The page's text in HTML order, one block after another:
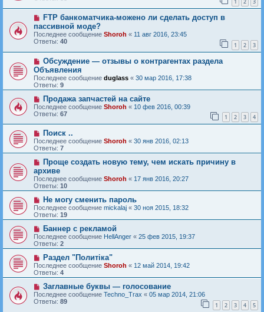
1 2 3
FTP банкоматчика-можено ли сделать доступ в
пассивной моде?
Последнее сообщение Shoroh « 11 авг 2016, 23:45
Ответы: 40 1 2 3
Обсуждение — отзывы о контрагентах раздела
Объявления
Последнее сообщение duglass « 30 мар 2016, 17:38
Ответы: 9
Продажа запчастей на сайте
Последнее сообщение Shoroh « 10 фев 2016, 00:39
Ответы: 67 1 2 3 4
Поиск ..
Последнее сообщение Shoroh « 30 янв 2016, 02:13
Ответы: 7
Проще создать новую тему, чем искать причину в
архиве
Последнее сообщение Shoroh « 17 янв 2016, 20:27
Ответы: 10
Не могу сменить пароль
Последнее сообщение mickalaj « 30 ноя 2015, 18:32
Ответы: 19
Баннер с рекламой
Последнее сообщение HellAnger « 25 фев 2015, 19:37
Ответы: 2
Раздел "Политiка"
Последнее сообщение Shoroh « 12 май 2014, 19:42
Ответы: 4
Заглавные буквы — голосование
Последнее сообщение Techno_Trax « 05 мар 2014, 21:06
Ответы: 89 1 2 3 4 5